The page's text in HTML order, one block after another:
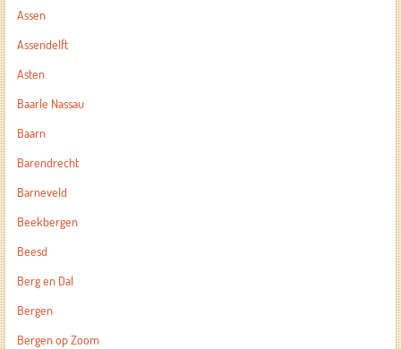
Assen
Assendelft
Asten
Baarle Nassau
Baarn
Barendrecht
Barneveld
Beekbergen
Beesd
Berg en Dal
Bergen
Bergen op Zoom